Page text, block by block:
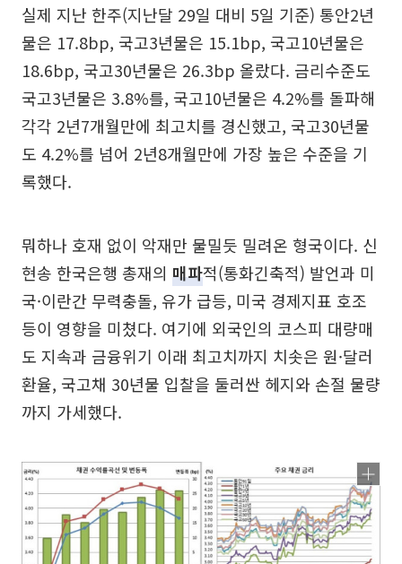
실제 지난 한주(지난달 29일 대비 5일 기준) 통안2년
물은 17.8bp, 국고3년물은 15.1bp, 국고10년물은
18.6bp, 국고30년물은 26.3bp 올랐다. 금리수준도
국고3년물은 3.8%를, 국고10년물은 4.2%를 돌파해
각각 2년7개월만에 최고치를 경신했고, 국고30년물
도 4.2%를 넘어 2년8개월만에 가장 높은 수준을 기
록했다.
뭐하나 호재 없이 악재만 물밀듯 밀려온 형국이다. 신
현송 한국은행 총재의 매파적(통화긴축적) 발언과 미
국·이란간 무력충돌, 유가 급등, 미국 경제지표 호조
등이 영향을 미쳤다. 여기에 외국인의 코스피 대량매
도 지속과 금융위기 이래 최고치까지 치솟은 원·달러
환율, 국고채 30년물 입찰을 둘러싼 헤지와 손절 물량
까지 가세했다.